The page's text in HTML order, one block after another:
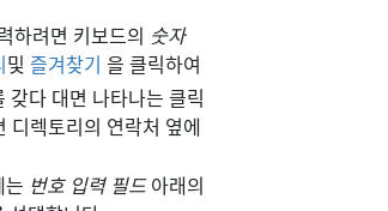
하려면 키보드의 숫자
및즐겨찾기 을 클릭하여
갖다 대면 나타나는 클릭
디렉토리의 연락처 옆에
는 번호 입력 필드 아래의